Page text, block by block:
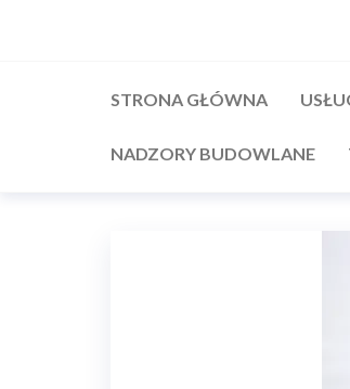
STRONA GŁÓWNA
NADZORY BUDOWLANE